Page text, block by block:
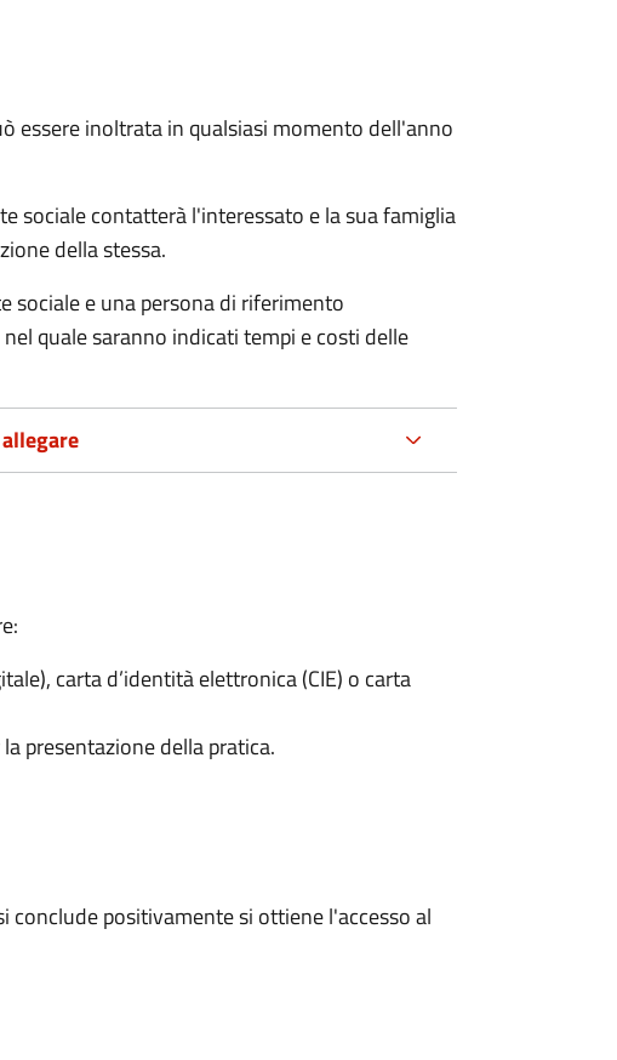
essere inoltrata in qualsiasi momento dell'anno
sociale contatterà l'interessato e la sua famiglia
della stessa.
sociale e una persona di riferimento
quale saranno indicati tempi e costi delle
carta d’identità elettronica (CIE) o carta
presentazione della pratica.
positivamente si ottiene l'accesso al